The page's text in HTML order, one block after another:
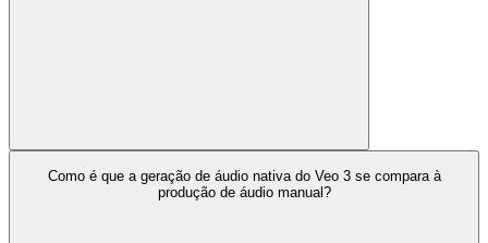
Como é que a geração de áudio nativa do Veo 3 se compara à
produção de áudio manual?